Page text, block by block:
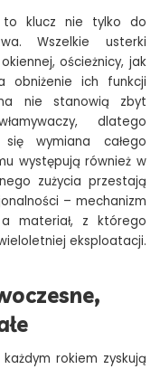
to klucz nie tylko do
Wszelkie usterki
ościeżnicy, jak
obniżenie ich funkcji
nie stanowią zbyt
dlatego
wymiana całego
występują również w
zużycia przestają
– mechanizm
materiał, z którego
eksploatacji.
rokiem zyskują